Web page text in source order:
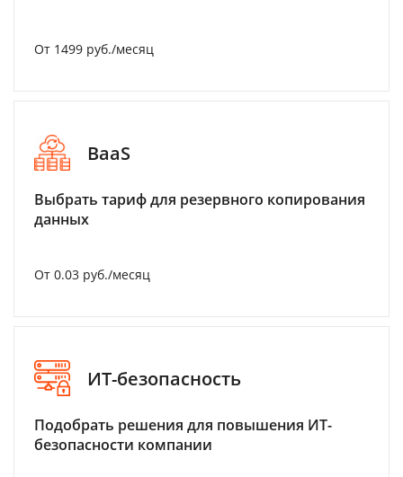
От 1499 руб./месяц
BaaS
Выбрать тариф для резервного копирования
данных
От 0.03 руб./месяц
ИТ-безопасность
Подобрать решения для повышения ИТ-
безопасности компании